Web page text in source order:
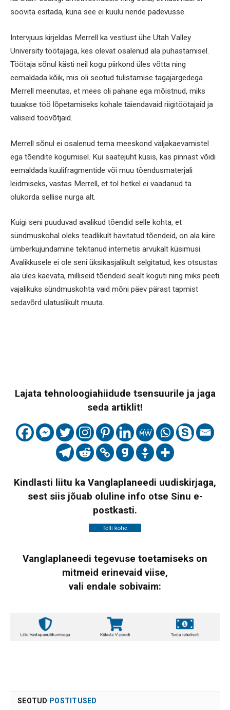
soovita esitada, kuna see ei kuulu nende pädevusse.
Intervjuus kirjeldas Merrell ka vestlust ühe Utah Valley
University töötajaga, kes olevat osalenud ala puhastamisel.
Töötaja sõnul kästi neil kogu piirkond üles võtta ning
eemaldada kõik, mis oli seotud tulistamise tagajärgedega.
Merrell meenutas, et mees oli pahane ega mõistnud, miks
tuuakse töö lõpetamiseks kohale täiendavaid riigitöötajaid ja
väliseid töövõtjaid.
Merrell sõnul ei osalenud tema meeskond väljakaevamistel
ega tõendite kogumisel. Kui saatejuht küsis, kas pinnast võidi
eemaldada kuulifragmentide või muu tõendusmaterjali
leidmiseks, vastas Merrell, et tol hetkel ei vaadanud ta
olukorda sellise nurga alt.
Kuigi seni puuduvad avalikud tõendid selle kohta, et
sündmuskohal oleks teadlikult hävitatud tõendeid, on ala kiire
ümberkujundamine tekitanud internetis arvukalt küsimusi.
Avalikkusele ei ole seni üksikasjalikult selgitatud, kes otsustas
ala üles kaevata, milliseid tõendeid sealt koguti ning miks peeti
vajalikuks sündmuskohta vaid mõni päev pärast tapmist
sedavõrd ulatuslikult muuta.
Lajata tehnoloogiahiidude tsensuurile ja jaga
seda artiklit!
Kindlasti liitu ka Vanglaplaneedi uudiskirjaga,
sest siis jõuab oluline info otse Sinu e-
postkasti.
Vanglaplaneedi tegevuse toetamiseks on
mitmeid erinevaid viise,
vali endale sobivaim:
SEOTUD POSTITUSED